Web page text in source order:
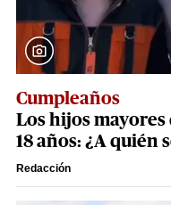
Cumpleaños
Los hijos
18 años: ¿A quién
Redacción